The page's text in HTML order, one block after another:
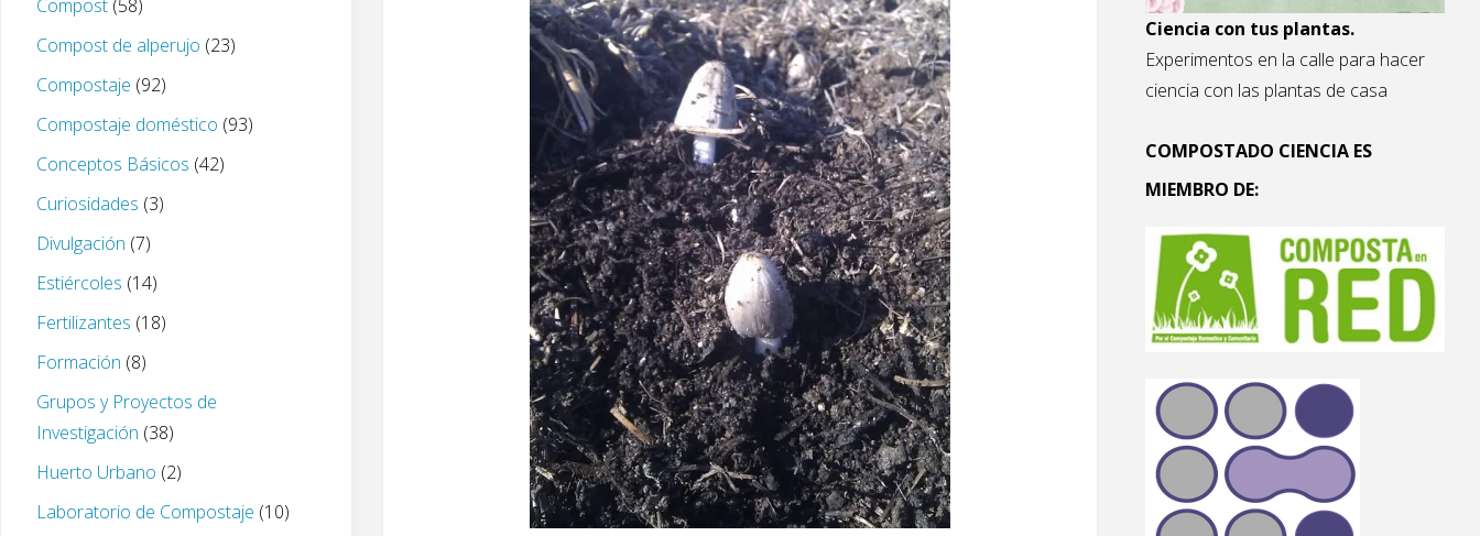
Compost (58)
Compost de alperujo (23)
Compostaje (92)
Compostaje doméstico (93)
Conceptos Básicos (42)
Curiosidades (3)
Divulgación (7)
Estiércoles (14)
Fertilizantes (18)
Formación (8)
Grupos y Proyectos de
Investigación (38)
Huerto Urbano (2)
Laboratorio de Compostaje (10)
Ciencia con tus plantas.
Experimentos en la calle para hacer
ciencia con las plantas de casa
COMPOSTADO CIENCIA ES
MIEMBRO DE: